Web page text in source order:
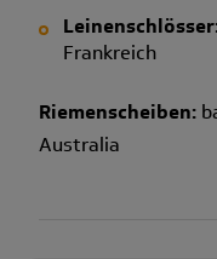
Frankreich
Riemenscheiben:
Australia